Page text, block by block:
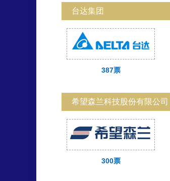
台达集团
387票
希望森兰科技股份有限公司
300票